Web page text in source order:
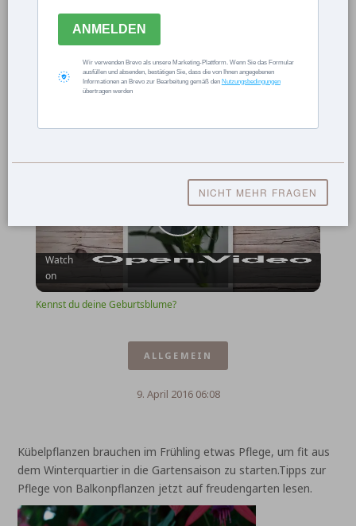
Play
Video
Watch
on
Kennst du deine Geburtsblume?
ALLGEMEIN
9. April 2016 06:08
Kübelpflanzen brauchen im Frühling etwas Pflege, um fit aus
dem Winterquartier in die Gartensaison zu starten.Tipps zur
Pflege von Balkonpflanzen jetzt auf freudengarten lesen.
ANMELDEN
Wir verwenden Brevo als unsere Marketing-Plattform. Wenn Sie das Formular
ausfüllen und absenden, bestätigen Sie, dass die von Ihnen angegebenen
Informationen an Brevo zur Bearbeitung gemäß den Nutzungsbedingungen
übertragen werden
NICHT MEHR FRAGEN